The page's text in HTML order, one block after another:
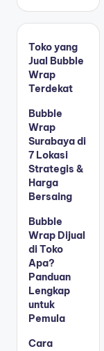
Toko yang
Jual Bubble
Wrap
Terdekat
Bubble
Wrap
Surabaya di
7 Lokasi
Strategis &
Harga
Bersaing
Bubble
Wrap Dijual
di Toko
Apa?
Panduan
Lengkap
untuk
Pemula
Cara